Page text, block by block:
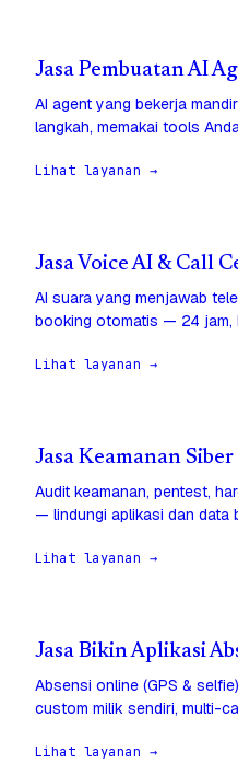
Jasa Pembuatan AI
AI agent yang bekerja
langkah, memakai tools
Lihat layanan →
Jasa Voice AI & Call
AI suara yang menjawab
booking otomatis — 24 jam,
Lihat layanan →
Jasa Keamanan Siber
Audit keamanan, pentest,
— lindungi aplikasi dan data
Lihat layanan →
Jasa Bikin Aplikasi
Absensi online (GPS &
custom milik sendiri, multi-
Lihat layanan →